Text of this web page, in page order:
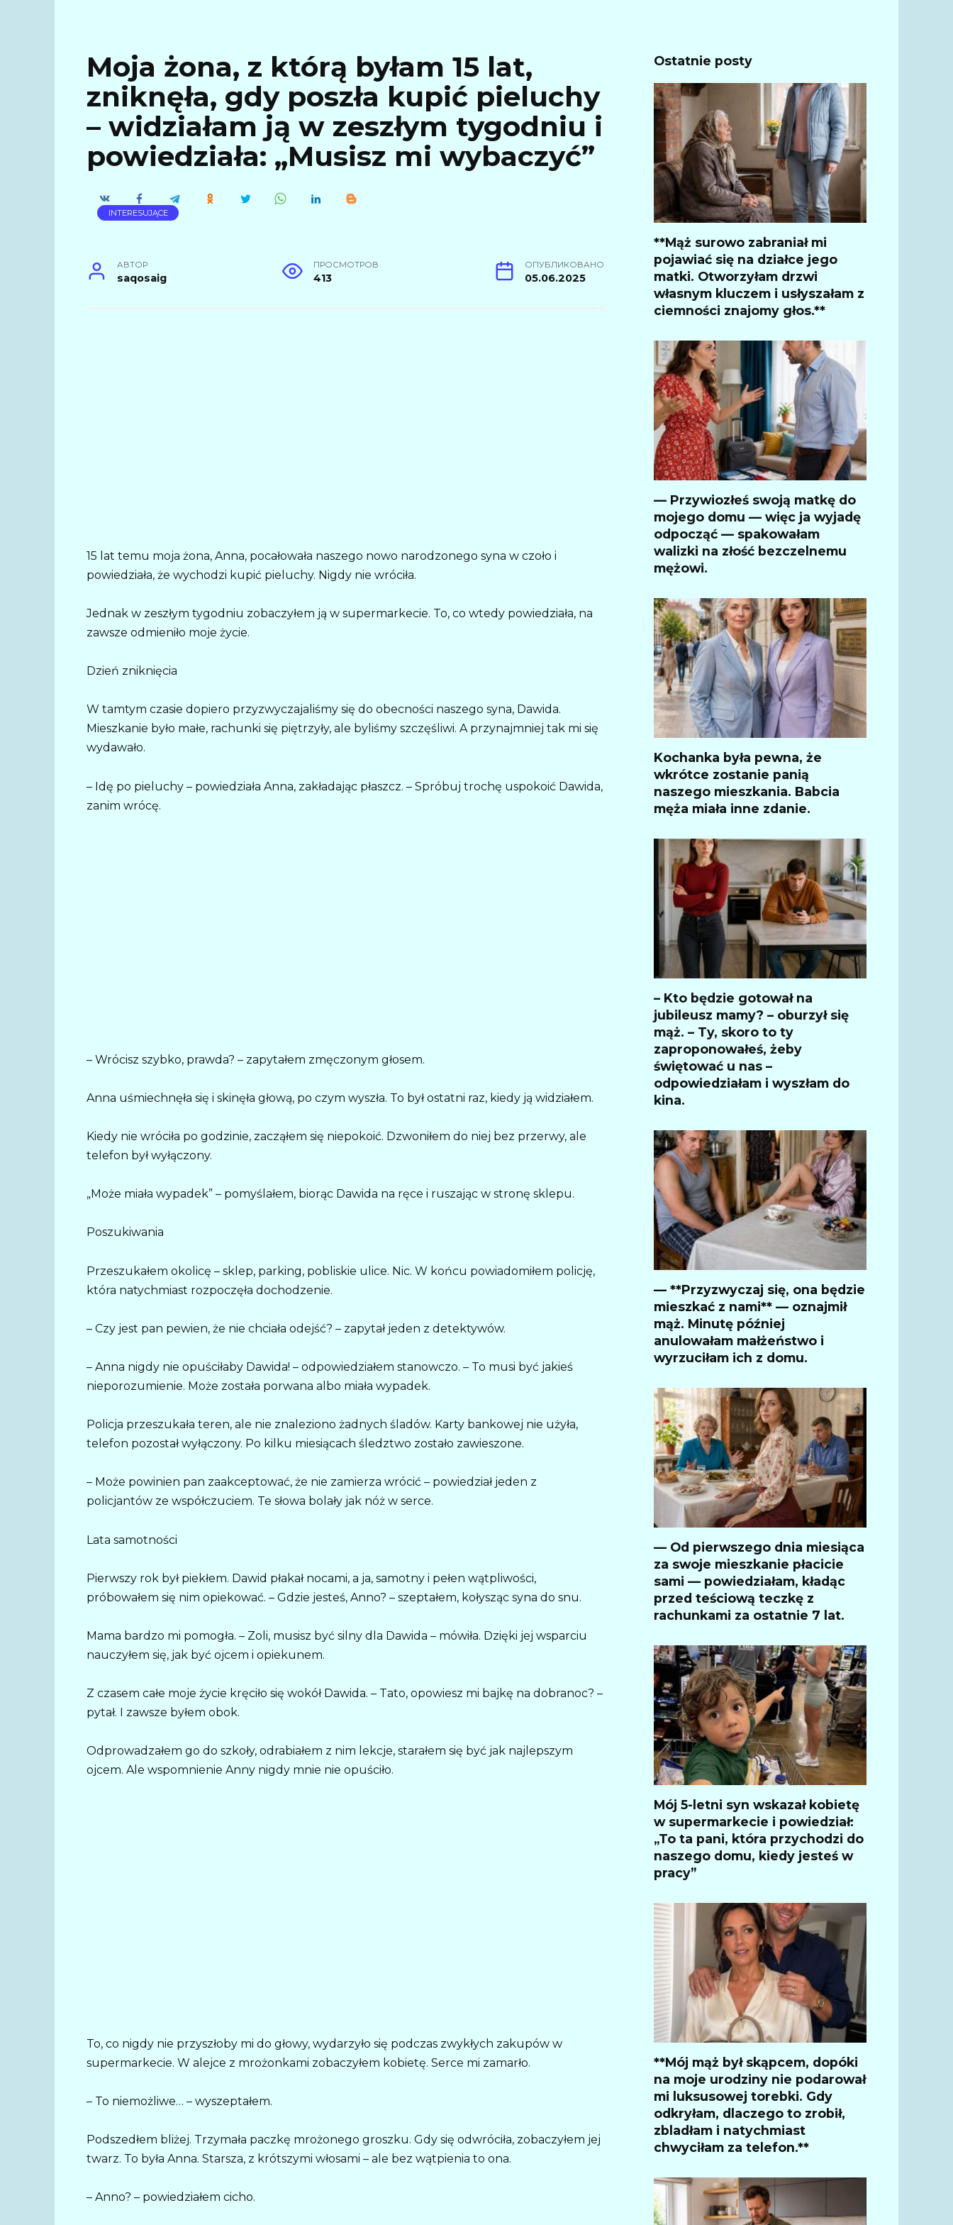
Moja żona, z którą byłam 15 lat,
zniknęła, gdy poszła kupić pieluchy
– widziałam ją w zeszłym tygodniu i
powiedziała: „Musisz mi wybaczyć”
INTERESUJĄCE
АВТОР
saqosaig
ПРОСМОТРОВ
413
ОПУБЛИКОВАНО
05.06.2025
15 lat temu moja żona, Anna, pocałowała naszego nowo narodzonego syna w czoło i
powiedziała, że wychodzi kupić pieluchy. Nigdy nie wróciła.
Jednak w zeszłym tygodniu zobaczyłem ją w supermarkecie. To, co wtedy powiedziała, na
zawsze odmieniło moje życie.
Dzień zniknięcia
W tamtym czasie dopiero przyzwyczajaliśmy się do obecności naszego syna, Dawida.
Mieszkanie było małe, rachunki się piętrzyły, ale byliśmy szczęśliwi. A przynajmniej tak mi się
wydawało.
– Idę po pieluchy – powiedziała Anna, zakładając płaszcz. – Spróbuj trochę uspokoić Dawida,
zanim wrócę.
– Wrócisz szybko, prawda? – zapytałem zmęczonym głosem.
Anna uśmiechnęła się i skinęła głową, po czym wyszła. To był ostatni raz, kiedy ją widziałem.
Kiedy nie wróciła po godzinie, zacząłem się niepokoić. Dzwoniłem do niej bez przerwy, ale
telefon był wyłączony.
„Może miała wypadek” – pomyślałem, biorąc Dawida na ręce i ruszając w stronę sklepu.
Poszukiwania
Przeszukałem okolicę – sklep, parking, pobliskie ulice. Nic. W końcu powiadomiłem policję,
która natychmiast rozpoczęła dochodzenie.
– Czy jest pan pewien, że nie chciała odejść? – zapytał jeden z detektywów.
– Anna nigdy nie opuściłaby Dawida! – odpowiedziałem stanowczo. – To musi być jakieś
nieporozumienie. Może została porwana albo miała wypadek.
Policja przeszukała teren, ale nie znaleziono żadnych śladów. Karty bankowej nie użyła,
telefon pozostał wyłączony. Po kilku miesiącach śledztwo zostało zawieszone.
– Może powinien pan zaakceptować, że nie zamierza wrócić – powiedział jeden z
policjantów ze współczuciem. Te słowa bolały jak nóż w serce.
Lata samotności
Pierwszy rok był piekłem. Dawid płakał nocami, a ja, samotny i pełen wątpliwości,
próbowałem się nim opiekować. – Gdzie jesteś, Anno? – szeptałem, kołysząc syna do snu.
Mama bardzo mi pomogła. – Zoli, musisz być silny dla Dawida – mówiła. Dzięki jej wsparciu
nauczyłem się, jak być ojcem i opiekunem.
Z czasem całe moje życie kręciło się wokół Dawida. – Tato, opowiesz mi bajkę na dobranoc? –
pytał. I zawsze byłem obok.
Odprowadzałem go do szkoły, odrabiałem z nim lekcje, starałem się być jak najlepszym
ojcem. Ale wspomnienie Anny nigdy mnie nie opuściło.
To, co nigdy nie przyszłoby mi do głowy, wydarzyło się podczas zwykłych zakupów w
supermarkecie. W alejce z mrożonkami zobaczyłem kobietę. Serce mi zamarło.
– To niemożliwe… – wyszeptałem.
Podszedłem bliżej. Trzymała paczkę mrożonego groszku. Gdy się odwróciła, zobaczyłem jej
twarz. To była Anna. Starsza, z krótszymi włosami – ale bez wątpienia to ona.
– Anno? – powiedziałem cicho.
Ostatnie posty
**Mąż surowo zabraniał mi
pojawiać się na działce jego
matki. Otworzyłam drzwi
własnym kluczem i usłyszałam z
ciemności znajomy głos.**
— Przywiozłeś swoją matkę do
mojego domu — więc ja wyjadę
odpocząć — spakowałam
walizki na złość bezczelnemu
mężowi.
Kochanka była pewna, że
wkrótce zostanie panią
naszego mieszkania. Babcia
męża miała inne zdanie.
– Kto będzie gotował na
jubileusz mamy? – oburzył się
mąż. – Ty, skoro to ty
zaproponowałeś, żeby
świętować u nas –
odpowiedziałam i wyszłam do
kina.
— **Przyzwyczaj się, ona będzie
mieszkać z nami** — oznajmił
mąż. Minutę później
anulowałam małżeństwo i
wyrzuciłam ich z domu.
— Od pierwszego dnia miesiąca
za swoje mieszkanie płacicie
sami — powiedziałam, kładąc
przed teściową teczkę z
rachunkami za ostatnie 7 lat.
Mój 5-letni syn wskazał kobietę
w supermarkecie i powiedział:
„To ta pani, która przychodzi do
naszego domu, kiedy jesteś w
pracy”
**Mój mąż był skąpcem, dopóki
na moje urodziny nie podarował
mi luksusowej torebki. Gdy
odkryłam, dlaczego to zrobił,
zbladłam i natychmiast
chwyciłam za telefon.**